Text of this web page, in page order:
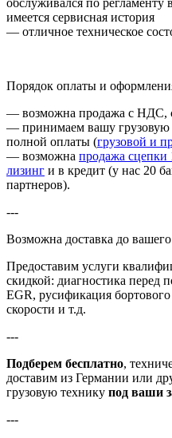
имеется сервисная история
― отличное техническое
Порядок оплаты и
― возможна продажа с НДС,
― принимаем вашу грузовую
полной оплаты (грузовой и
― возможна продажа сцепки
лизинг и в кредит (у нас 20
партнеров).
---
Возможна доставка до
Предоставим услуги
скидкой: диагностика перед
EGR, русификация
скорости и т.д.
---
Подберем бесплатно,
доставим из Германии или
грузовую технику под ваши
---